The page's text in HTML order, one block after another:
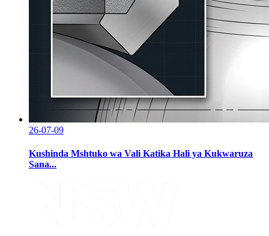
26-07-09
Kushinda Mshtuko wa Vali Katika Hali ya Kukwaruza
Sana...